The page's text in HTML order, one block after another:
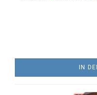
IN